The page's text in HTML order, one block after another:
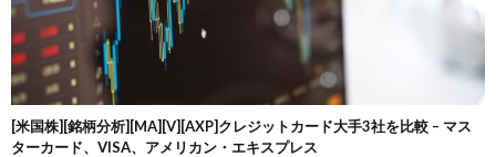
[米国株][銘柄分析][MA][V][AXP]クレジットカード大手3社を比較 – マス
ターカード、VISA、アメリカン・エキスプレス